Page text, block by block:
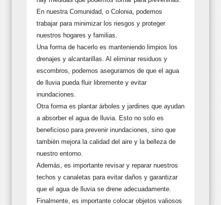
En nuestra Comunidad, o Colonia, podemos
trabajar para minimizar los riesgos y proteger
nuestros hogares y familias.
Una forma de hacerlo es manteniendo limpios los
drenajes y alcantarillas. Al eliminar residuos y
escombros, podemos asegurarnos de que el agua
de lluvia pueda fluir libremente y evitar
inundaciones.
Otra forma es plantar árboles y jardines que ayudan
a absorber el agua de lluvia. Esto no solo es
beneficioso para prevenir inundaciones, sino que
también mejora la calidad del aire y la belleza de
nuestro entorno.
Además, es importante revisar y reparar nuestros
techos y canaletas para evitar daños y garantizar
que el agua de lluvia se drene adecuadamente.
Finalmente, es importante colocar objetos valiosos